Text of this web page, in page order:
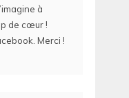
à
de cœur !
Merci !